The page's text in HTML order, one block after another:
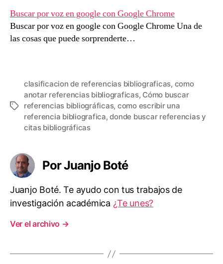
Buscar por voz en google con Google Chrome
Buscar por voz en google con Google Chrome Una de
las cosas que puede sorprenderte…
Etiquetas
clasificacion de referencias bibliograficas, como
anotar referencias bibliograficas, Cómo buscar
referencias bibliográficas, como escribir una
referencia bibliografica,donde buscar referencias y
citas bibliográficas
Por Juanjo Boté
Juanjo Boté. Te ayudo con tus trabajos de
investigación académica ¿Te unes?
Ver el archivo →